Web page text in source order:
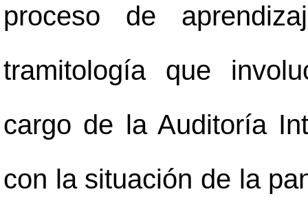
proceso de
tramitología que
cargo de la Auditoría
con la situación de la